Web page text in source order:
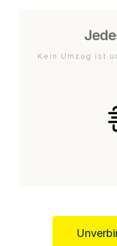
Kein Umzug ist